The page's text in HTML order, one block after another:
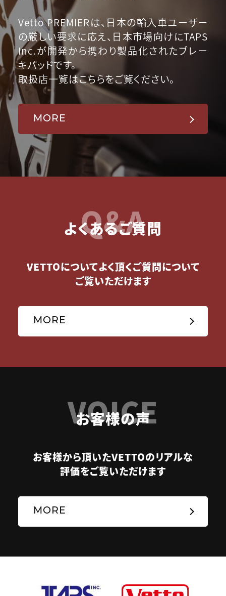
Vetto PREMIERは、日本の輸入車ユーザー
の厳しい要求に応え、日本市場向けにTAPS
Inc.が開発から携わり製品化されたブレー
キパッドです。
取扱店一覧はこちらをご覧ください。
MORE
Q&A
よくあるご質問
VETTOについてよく頂くご質問について
ご覧いただけます
MORE
VOICE
お客様の声
お客様から頂いたVETTOのリアルな
評価をご覧いただけます
MORE